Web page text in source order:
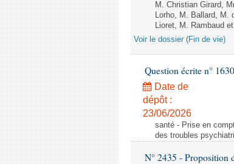
M. Christian Girard,
Lorho, M. Ballard, M.
Lioret, M. Rambaud
Voir le dossier (Fin de vie)
Question écrite n°
Date de
dépôt :
23/06/2026
santé - Prise en
des troubles
N° 2435 - Proposition